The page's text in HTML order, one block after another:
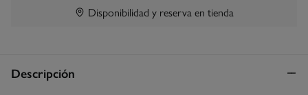
Disponibilidad y reserva en tienda
Descripción